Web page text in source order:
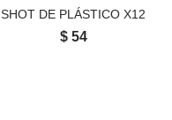
SHOT DE PLÁSTICO X12
$54